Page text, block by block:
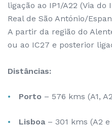
ligação ao IP1/A22 (Via
Real de São António/
A partir da região do
ou ao IC27 e posterior
Distâncias:
Porto – 576 kms (A1,
Lisboa – 301 kms (A2 e